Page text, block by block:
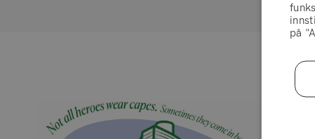
på